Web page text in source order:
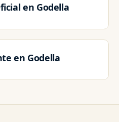
en Godella
en Godella